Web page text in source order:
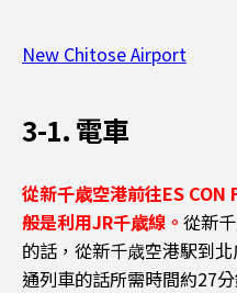
New Chitose Airport
3-1. 電車
從新千歳空港前往ES CON
般是利用JR千歳線。 從新
的話，從新千歳空港駅到
通列車的話所需時間約27分